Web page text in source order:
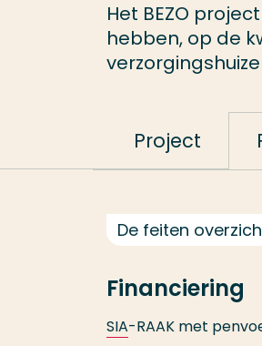
Het BEZO
hebben, op de
Project
De feiten
Financiering
SIA-RAAK met